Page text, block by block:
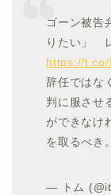
ゴーン被告
りたい」
https://t.co/
辞任ではな
判に服させ
ができなけ
を取るべき
— トム